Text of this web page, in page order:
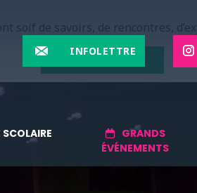
soif de savoirs, de rencontres,
INFOLETTRE
SCOLAIRE
GRANDS
ÉVÉNEMENTS